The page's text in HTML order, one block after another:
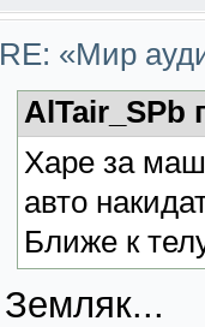
RE: «Мир
AlTair_SPb
Харе за
авто
Ближе к
Земляк...